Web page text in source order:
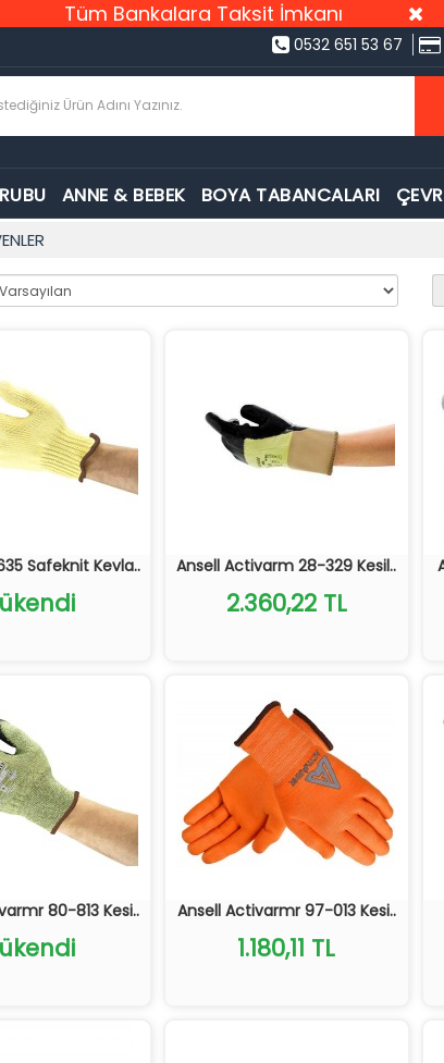
Tüm Bankalara Taksit İmkanı
0532 651 53 67
ANNE & BEBEK BOYA TABANCALARI
Safeknit Kevla.. Ansell Activarm 28-329 Kesil..
2.360,22 TL
80-813 Kesi.. Ansell Activarmr 97-013 Kesi..
1.180,11 TL